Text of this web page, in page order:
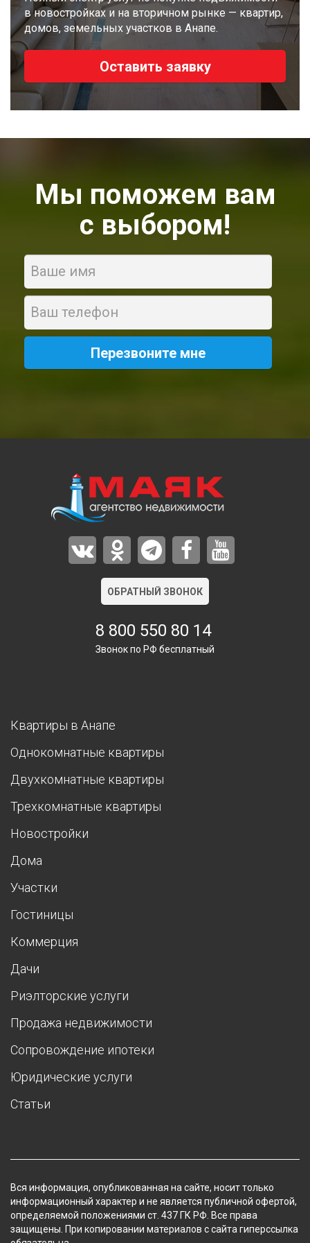
918
670
14
в новостройках и на вторичном рынке — квартир,
домов, земельных участков в Анапе.
Оставить заявку
Мы поможем вам
с выбором!
Name
Phone
ОБРАТНЫЙ ЗВОНОК
8 800 550 80 14
Звонок по РФ бесплатный
Квартиры в Анапе
Однокомнатные квартиры
Двухкомнатные квартиры
Трехкомнатные квартиры
Новостройки
Дома
Участки
Гостиницы
Коммерция
Дачи
Риэлторские услуги
Продажа недвижимости
Сопровождение ипотеки
Юридические услуги
Статьи
Вся информация, опубликованная на сайте, носит только
информационный характер и не является публичной офертой,
определяемой положениями ст. 437 ГК РФ. Все права
защищены. При копировании материалов с сайта гиперссылка